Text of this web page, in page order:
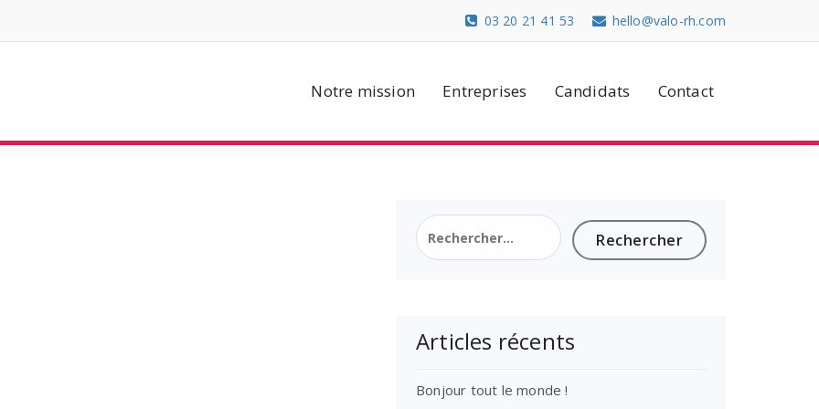
hello@valo-rh.com
03 20 21 41 53
Notre mission Entreprises Candidats Contact
Rechercher :
Articles récents
Bonjour tout le monde !